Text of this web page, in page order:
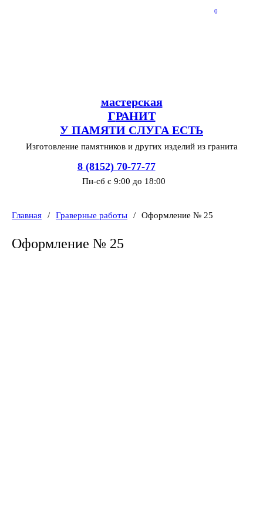
0
мастерская
ГРАНИТ
У ПАМЯТИ СЛУГА ЕСТЬ
Изготовление памятников и других изделий из гранита
8 (8152) 70-77-77
Пн-сб с 9:00 до 18:00
Главная / Граверные работы / Оформление № 25
Оформление № 25